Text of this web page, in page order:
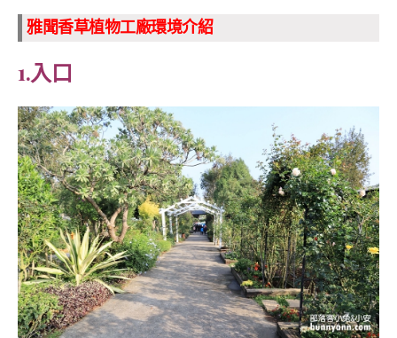
雅聞香草植物工廠環境介紹
1.入口